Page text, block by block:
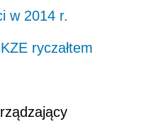
w 2014 r.
ryczałtem